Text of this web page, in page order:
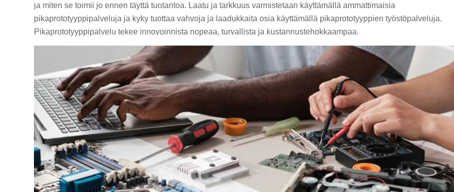
ja miten se toimii jo ennen täyttä tuotantoa. Laatu ja tarkkuus varmistetaan käyttämällä ammattimaisia
pikaprototyyppipalveluja ja kyky tuottaa vahvoja ja laadukkaita osia käyttämällä pikaprototyyppien työstöpalveluja.
Pikaprototyyppipalvelu tekee innovoinnista nopeaa, turvallista ja kustannustehokkaampaa.